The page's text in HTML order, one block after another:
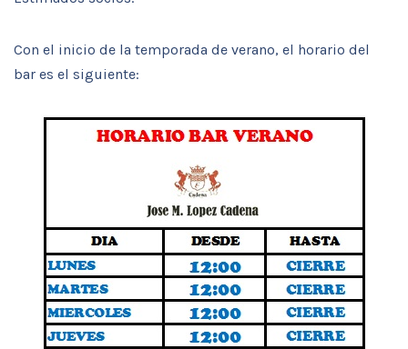
Con el inicio de la temporada de verano, el horario del
bar es el siguiente: